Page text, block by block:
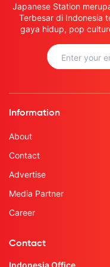
Japanese Station
Terbesar di Indonesia
gaya hidup, pop
Information
About
Contact
Advertise
Media Partner
Career
Contact
Indonesia Office